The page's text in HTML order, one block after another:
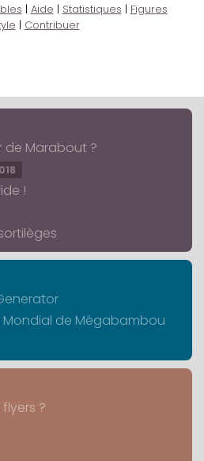
| Aide | Statistiques | Figures
| Contribuer
de Marabout ?
!
Mondial de Mégabambou
?